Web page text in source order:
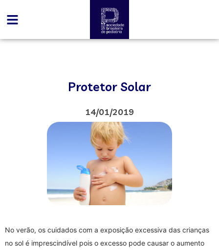
Protetor Solar
14/01/2019
No verão, os cuidados com a exposição excessiva das crianças
no sol é imprescindível pois o excesso pode causar o aumento